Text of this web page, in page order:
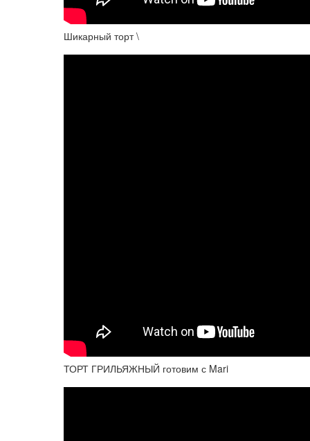
Шикарный торт \
ТОРТ ГРИЛЬЯЖНЫЙ готовим с Mari